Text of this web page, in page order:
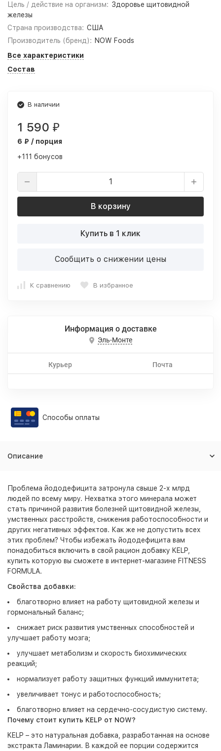
Цель / действие на организм: Здоровье щитовидной
железы
Страна производства: США
Производитель (бренд): NOW Foods
Все характеристики
Состав
В наличии
1 590 ₽
6 ₽ / порция
+111 бонусов
В корзину
Купить в 1 клик
Сообщить о снижении цены
К сравнению В избранное
Информация о доставке
Эль-Монте
Курьер Почта
Способы оплаты
Описание
Проблема йододефицита затронула свыше 2-х млрд
людей по всему миру. Нехватка этого минерала может
стать причиной развития болезней щитовидной железы,
умственных расстройств, снижения работоспособности и
других негативных эффектов. Как же не допустить всех
этих проблем? Чтобы избежать йододефицита вам
понадобиться включить в свой рацион добавку KELP,
купить которую вы сможете в интернет-магазине FITNESS
FORMULA.
Свойства добавки:
благотворно влияет на работу щитовидной железы и
гормональный баланс;
снижает риск развития умственных способностей и
улучшает работу мозга;
улучшает метаболизм и скорость биохимических
реакций;
нормализует работу защитных функций иммунитета;
увеличивает тонус и работоспособность;
благотворно влияет на сердечно-сосудистую систему.
Почему стоит купить KELP от NOW?
KELP – это натуральная добавка, разработанная на основе
экстракта Ламинарии. В каждой ее порции содержится